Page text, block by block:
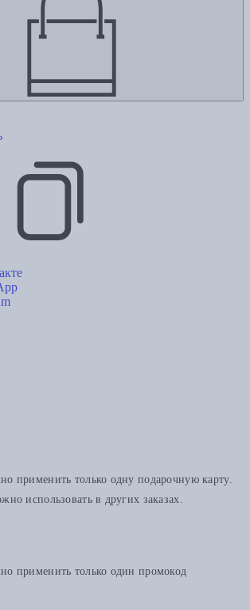
применить только одну подарочную карту.
использовать в других заказах.
применить только один промокод